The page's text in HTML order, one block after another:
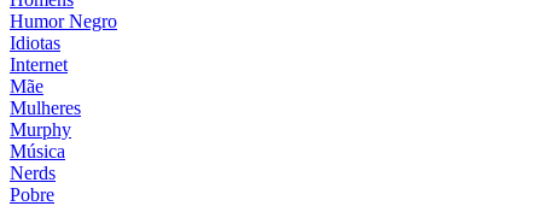
Humor Negro
Idiotas
Internet
Mãe
Mulheres
Murphy
Música
Nerds
Pobre